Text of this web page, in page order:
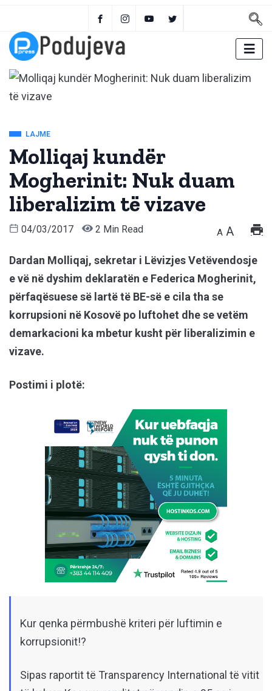
LAJME
Molliqaj kundër
Mogherinit: Nuk duam
liberalizim të vizave
04/03/2017 2 Min Read A A
Dardan Molliqaj, sekretar i Lëvizjes Vetëvendosje
e vë në dyshim deklaratën e Federica Mogherinit,
përfaqësuese së lartë të BE-së e cila tha se
korrupsioni në Kosovë po luftohet dhe se vetëm
demarkacioni ka mbetur kusht për liberalizimin e
vizave.
Postimi i plotë:
Kur qenka përmbushë kriteri për luftimin e
korrupsionit!?
Sipas raportit të Transparency International të vitit